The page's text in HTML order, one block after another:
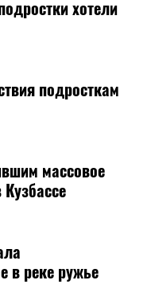
хотели
подросткам
массовое
в реке ружье